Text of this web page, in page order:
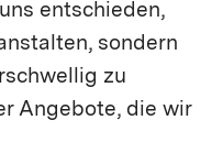
entschieden,
sondern
zu
Angebote, die wir